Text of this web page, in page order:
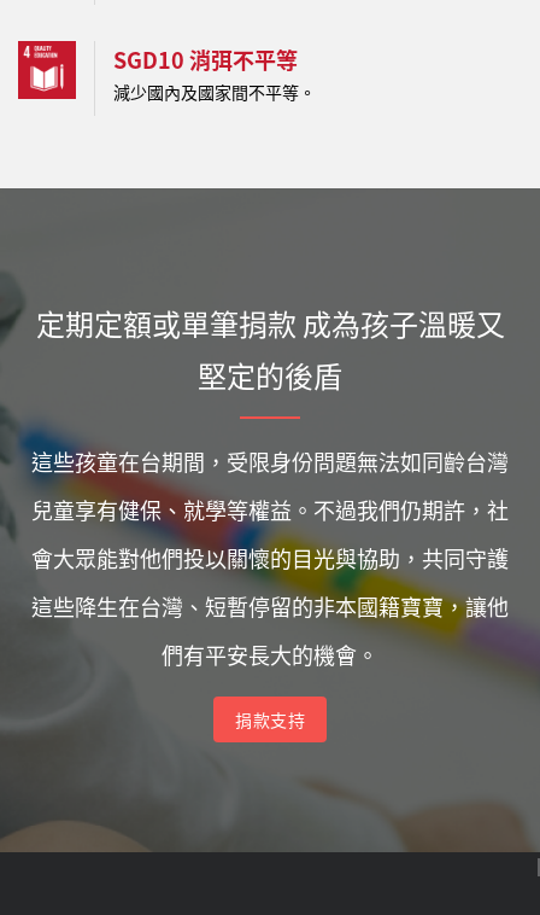
SGD10 消弭不平等
減少國內及國家間不平等。
定期定額或單筆捐款 成為孩子溫暖又
堅定的後盾
這些孩童在台期間，受限身份問題無法如同齡台灣
兒童享有健保、就學等權益。不過我們仍期許，社
會大眾能對他們投以關懷的目光與協助，共同守護
這些降生在台灣、短暫停留的非本國籍寶寶，讓他
們有平安長大的機會。
捐款支持